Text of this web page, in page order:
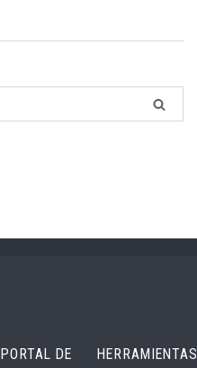
PORTAL DE